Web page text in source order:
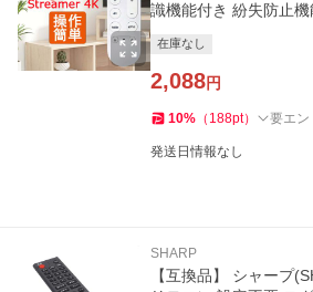
識機能付き 紛失防止機
在庫なし
2,088円
10% （ 188pt） 要エン
発送日情報なし
SHARP
【互換品】 シャープ